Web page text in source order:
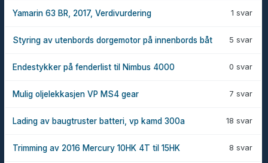
1 svar
Yamarin 63 BR, 2017, Verdivurdering
5 svar
Styring av utenbords dorgemotor på innenbords båt
0 svar
Endestykker på fenderlist til Nimbus 4000
7 svar
Mulig oljelekkasjen VP MS4 gear
18 svar
Lading av baugtruster batteri, vp kamd 300a
8 svar
Trimming av 2016 Mercury 10HK 4T til 15HK